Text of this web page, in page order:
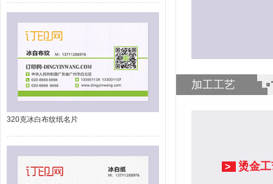
320克冰白布纹纸名片
加工工艺
> 烫金